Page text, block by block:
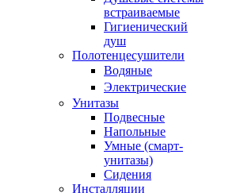
встраиваемые
Гигиенический
душ
Полотенцесушители
ㅤВодяные
ㅤЭлектрические
Унитазы
Подвесные
Напольные
Умные (смарт-
унитазы)
Сидения
Инсталляции